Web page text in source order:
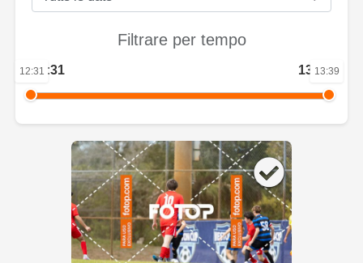
Filtrare per tempo
12:31 13:39
12:31 13:39